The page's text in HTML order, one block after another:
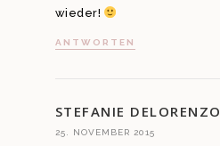
wieder!
ANTWORTEN
STEFANIE DELORENZO
25. NOVEMBER 2015